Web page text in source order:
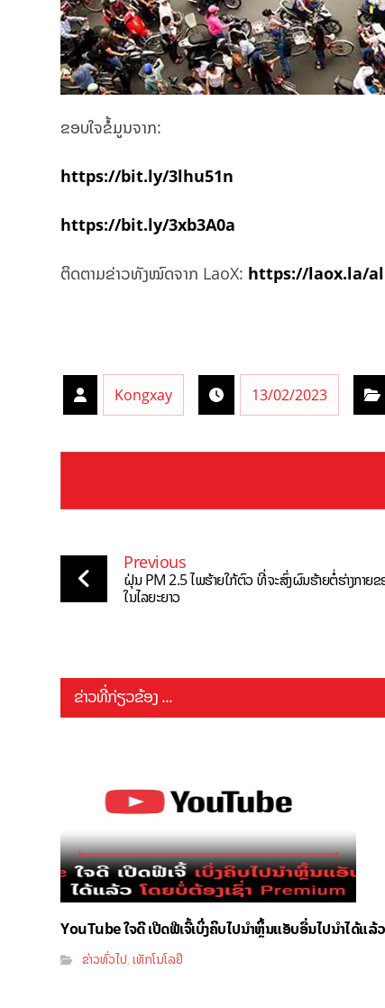
ຂອບໃຈຂໍ້ມູນຈາກ:
https://bit.ly/3lhu51n
https://bit.ly/3xb3A0a
ຕິດຕາມຂ່າວທັງໝົດຈາກ LaoX: https://laox.la/
Kongxay 13/02/2023
Previous
ຝຸ່ນ PM 2.5 ໄພຮ້າຍໃກ້ຕົວ ທີ່ຈະສົ່ງຜົນຮ້າຍຕໍ່ຮ່າງກາຍຂ
ໃນໄລຍະຍາວ
ຂ່າວທີ່ກ່ຽວຂ້ອງ ...
YouTube ໃຈດີ ເປີດຟີເຈີ້ເບິ່ງຄິບໄປນຳຫຼິ້ນແອັບອື່ນໄປນຳໄດ້ແລ້
ຂ່າວທົ່ວໄປ,ເທັກໂນໂລຢີ